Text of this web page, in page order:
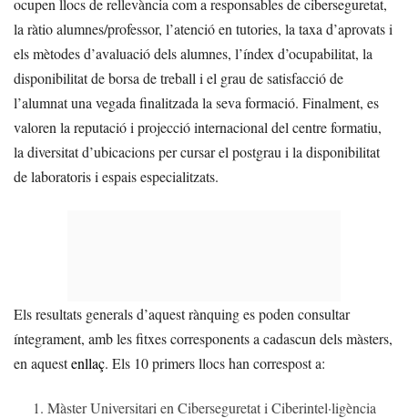
ocupen llocs de rellevància com a responsables de ciberseguretat,
la ràtio alumnes/professor, l’atenció en tutories, la taxa d’aprovats i
els mètodes d’avaluació dels alumnes, l’índex d’ocupabilitat, la
disponibilitat de borsa de treball i el grau de satisfacció de
l’alumnat una vegada finalitzada la seva formació. Finalment, es
valoren la reputació i projecció internacional del centre formatiu,
la diversitat d’ubicacions per cursar el postgrau i la disponibilitat
de laboratoris i espais especialitzats.
Els resultats generals d’aquest rànquing es poden consultar
íntegrament, amb les fitxes corresponents a cadascun dels màsters,
en aquestenllaç. Els 10 primers llocs han correspost a:
Màster Universitari en Ciberseguretat i Ciberintel·ligència